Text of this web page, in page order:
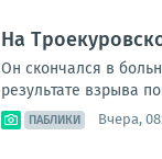
На
Он скончался в
результате взрыва
ПАБЛИКИ Вчера,